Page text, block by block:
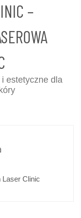
–
estetyczne dla
Laser Clinic